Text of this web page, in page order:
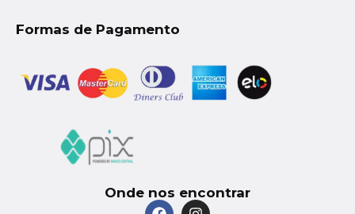
Formas de Pagamento
Onde nos encontrar